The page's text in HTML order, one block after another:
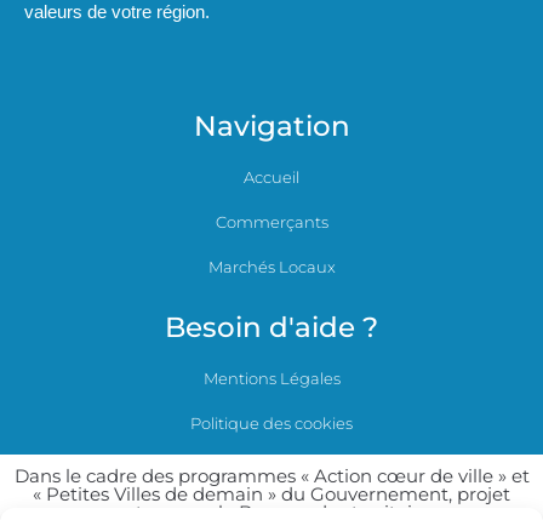
valeurs de votre région.
Navigation
Accueil
Commerçants
Marchés Locaux
Besoin d'aide ?
Mentions Légales
Politique des cookies
Dans le cadre des programmes « Action cœur de ville » et
« Petites Villes de demain » du Gouvernement, projet
soutenu par la Banque des territoires